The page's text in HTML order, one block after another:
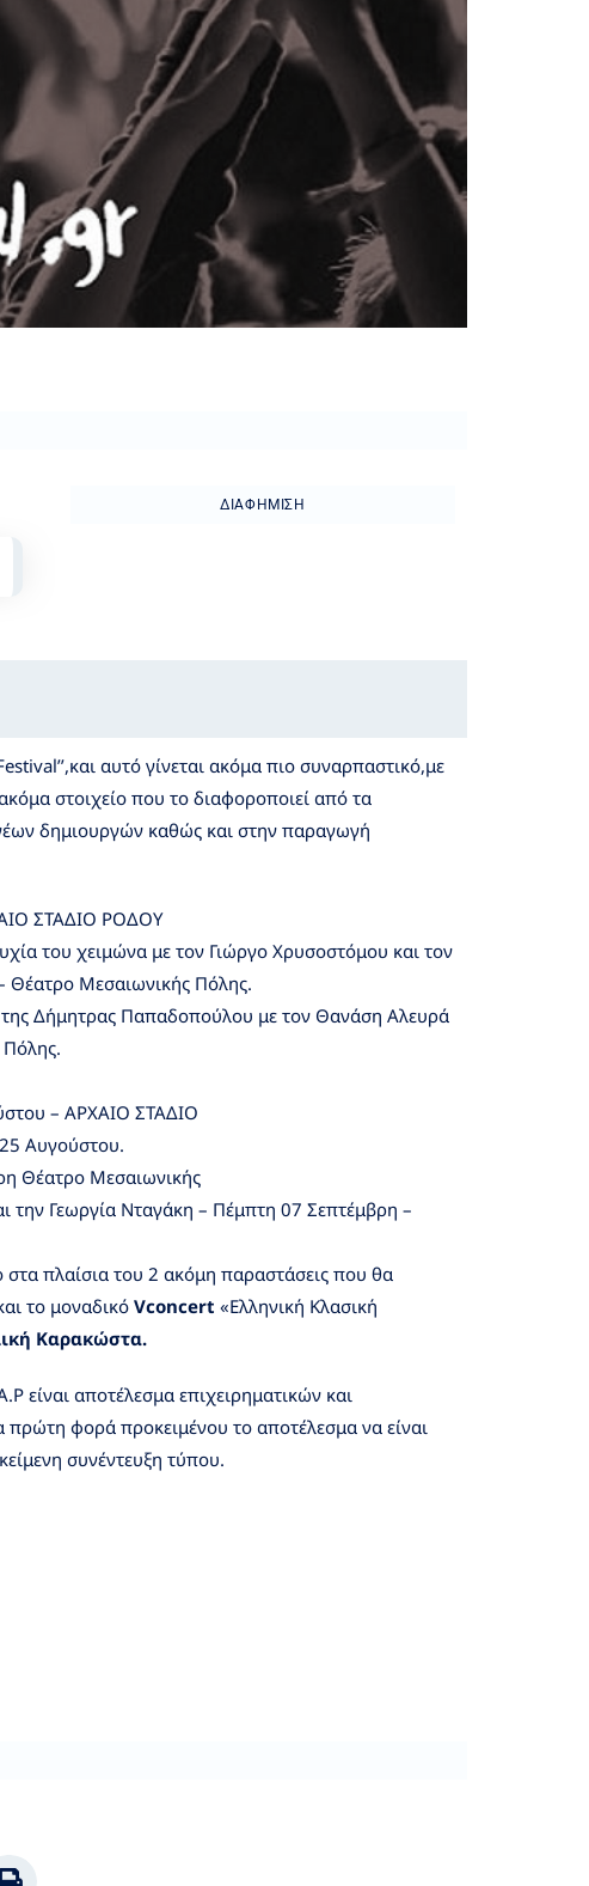
ΔΙΑΦΉΜΙΣΗ
αυτό γίνεται ακόμα πιο συναρπαστικό,με
στοιχείο που το διαφοροποιεί από τα
δημιουργών καθώς και στην παραγωγή
ΣΤΑΔΙΟ ΡΟΔΟΥ
του χειμώνα με τον Γιώργο Χρυσοστόμου και τον
Μεσαιωνικής Πόλης.
Δήμητρας Παπαδοπούλου με τον Θανάση Αλευρά
– ΑΡΧΑΙΟ ΣΤΑΔΙΟ
Αυγούστου.
Θέατρο Μεσαιωνικής
την Γεωργία Νταγάκη – Πέμπτη 07 Σεπτέμβρη –
πλαίσια του 2 ακόμη παραστάσεις που θα
το μοναδικό Vconcert «Eλληνική Κλασική
Καρακώστα.
είναι αποτέλεσμα επιχειρηματικών και
φορά προκειμένου το αποτέλεσμα να είναι
συνέντευξη τύπου.